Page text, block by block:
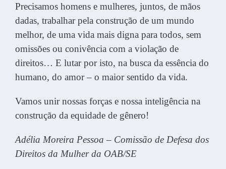
Precisamos homens e mulheres, juntos, de mãos
dadas, trabalhar pela construção de um mundo
melhor, de uma vida mais digna para todos, sem
omissões ou conivência com a violação de
direitos… E lutar por isto, na busca da essência do
humano, do amor – o maior sentido da vida.
Vamos unir nossas forças e nossa inteligência na
construção da equidade de gênero!
Adélia Moreira Pessoa – Comissão de Defesa dos
Direitos da Mulher da OAB/SE